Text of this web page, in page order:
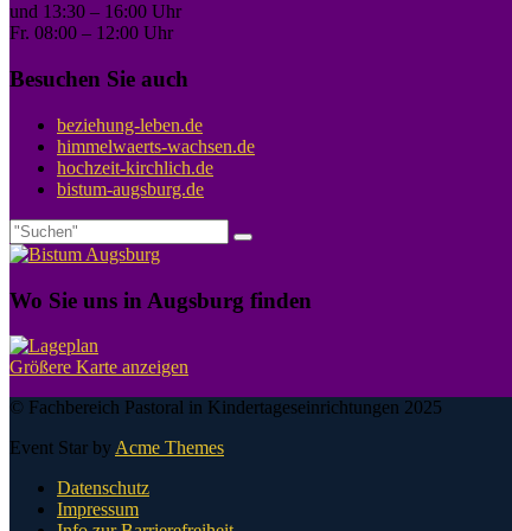
und 13:30 – 16:00 Uhr
Fr. 08:00 – 12:00 Uhr
Besuchen Sie auch
beziehung-leben.de
himmelwaerts-wachsen.de
hochzeit-kirchlich.de
bistum-augsburg.de
Wo Sie uns in Augsburg finden
Größere Karte anzeigen
© Fachbereich Pastoral in Kindertageseinrichtungen 2025
Event Star by Acme Themes
Datenschutz
Impressum